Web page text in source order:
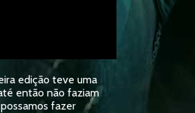
edição teve uma
então não faziam
fazer